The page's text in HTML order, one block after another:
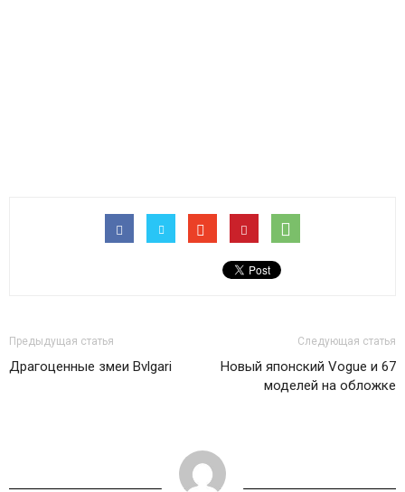
Предыдущая статья
Драгоценные змеи Bvlgari
Следующая статья
Новый японский Vogue и 67
моделей на обложке